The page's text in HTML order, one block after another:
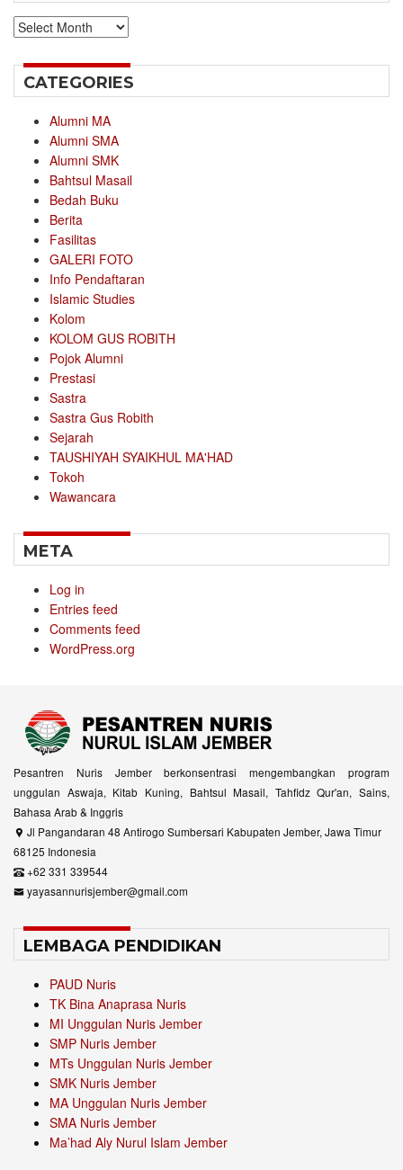
Archives
CATEGORIES
Alumni MA
Alumni SMA
Alumni SMK
Bahtsul Masail
Bedah Buku
Berita
Fasilitas
GALERI FOTO
Info Pendaftaran
Islamic Studies
Kolom
KOLOM GUS ROBITH
Pojok Alumni
Prestasi
Sastra
Sastra Gus Robith
Sejarah
TAUSHIYAH SYAIKHUL MA'HAD
Tokoh
Wawancara
META
Log in
Entries feed
Comments feed
WordPress.org
Pesantren Nuris Jember berkonsentrasi mengembangkan program
unggulan Aswaja, Kitab Kuning, Bahtsul Masail, Tahfidz Qur'an, Sains,
Bahasa Arab & Inggris
Jl Pangandaran 48 Antirogo Sumbersari Kabupaten Jember, Jawa Timur
68125 Indonesia
+62 331 339544
yayasannurisjember@gmail.com
LEMBAGA PENDIDIKAN
PAUD Nuris
TK Bina Anaprasa Nuris
MI Unggulan Nuris Jember
SMP Nuris Jember
MTs Unggulan Nuris Jember
SMK Nuris Jember
MA Unggulan Nuris Jember
SMA Nuris Jember
Ma’had Aly Nurul Islam Jember